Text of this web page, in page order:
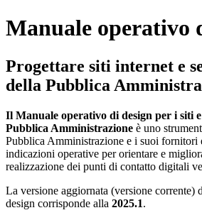
Manuale operativo
Progettare siti internet e
della Pubblica
Il Manuale operativo di design per i siti
Pubblica Amministrazione è uno
Pubblica Amministrazione e i suoi fornitori
indicazioni operative per orientare e
realizzazione dei punti di contatto digitali
La versione aggiornata (versione corrente)
design corrisponde alla 2025.1.